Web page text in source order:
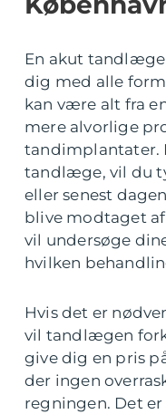
En akut
dig med alle
kan være alt fra
mere alvorlige
tandimplantater.
tandlæge, vil du
eller senest
blive modtaget
vil undersøge
hvilken
Hvis det er
vil tandlægen
give dig en pris
der ingen
regningen. Det